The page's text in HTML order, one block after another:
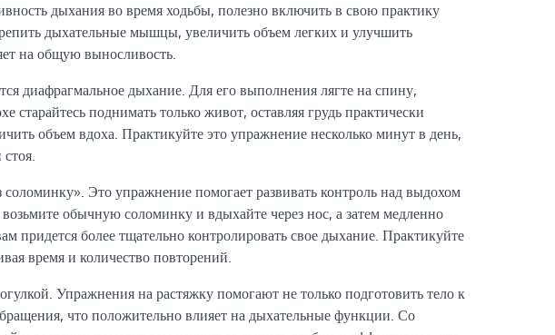
дыхания во время ходьбы, полезно включить в свою практику
дыхательные мышцы, увеличить объем легких и улучшить
на общую выносливость.
диафрагмальное дыхание. Для его выполнения лягте на спину,
поднимать только живот, оставляя грудь практически
объем вдоха. Практикуйте это упражнение несколько минут в день,
Это упражнение помогает развивать контроль над выдохом
обычную соломинку и вдыхайте через нос, а затем медленно
придется более тщательно контролировать свое дыхание. Практикуйте
время и количество повторений.
Упражнения на растяжку помогают не только подготовить тело к
что положительно влияет на дыхательные функции. Со